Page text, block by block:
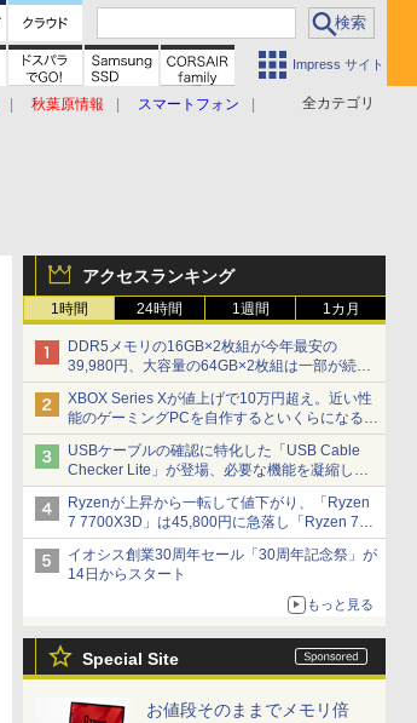
Impress サイト
全カテゴリ
秋葉原情報
スマートフォン
アクセスランキング
1時間 24時間 1週間 1カ月
DDR5メモリの16GB×2枚組が今年最安の
39,980円、大容量の64GB×2枚組は一部が続騰
[8月前半のメモリ価格]
XBOX Series Xが値上げで10万円超え。近い性
能のゲーミングPCを自作するといくらになる？
【石田賀津男の『酒の肴にPCゲーム』】
USBケーブルの確認に特化した「USB Cable
Checker Lite」が登場、必要な機能を凝縮しコ
ンパクトに 7日発売
Ryzenが上昇から一転して値下がり、「Ryzen
7 7700X3D」は45,800円に急落し「Ryzen 7
7800X3D」との価格逆転解消 [8月前半のCPU
価格]
イオシス創業30周年セール「30周年記念祭」が
14日からスタート
もっと見る
Special Site
お値段そのままでメモリ倍